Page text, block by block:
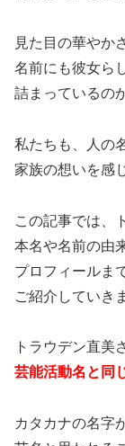
見た目の華やか
名前にも彼女ら
詰まっているの
私たちも、人の
家族の想いを感
この記事では、
本名や名前の由
プロフィールま
ご紹介していき
トラウデン直美
芸能活動名と同
カタカナの名字